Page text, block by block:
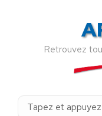
Retrouvez
Recherche